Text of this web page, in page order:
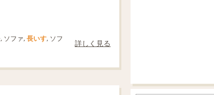
ソファ,長いす, ソフ
詳しく見る